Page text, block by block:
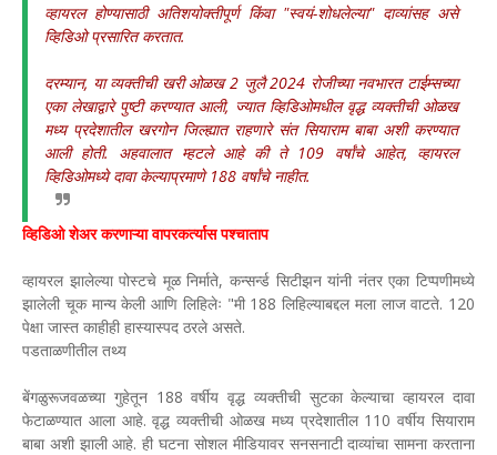
व्हायरल होण्यासाठी अतिशयोक्तीपूर्ण किंवा "स्वयं-शोधलेल्या" दाव्यांसह असे
व्हिडिओ प्रसारित करतात.
दरम्यान, या व्यक्तीची खरी ओळख 2 जुलै 2024 रोजीच्या नवभारत टाईम्सच्या
एका लेखाद्वारे पुष्टी करण्यात आली, ज्यात व्हिडिओमधील वृद्ध व्यक्तीची ओळख
मध्य प्रदेशातील खरगोन जिल्ह्यात राहणारे संत सियाराम बाबा अशी करण्यात
आली होती. अहवालात म्हटले आहे की ते 109 वर्षांचे आहेत, व्हायरल
व्हिडिओमध्ये दावा केल्याप्रमाणे 188 वर्षांचे नाहीत.
व्हिडिओ शेअर करणाऱ्या वापरकर्त्यास पश्चाताप
व्हायरल झालेल्या पोस्टचे मूळ निर्माते, कन्सर्न्ड सिटीझन यांनी नंतर एका टिप्पणीमध्ये
झालेली चूक मान्य केली आणि लिहिलेः "मी 188 लिहिल्याबद्दल मला लाज वाटते. 120
पेक्षा जास्त काहीही हास्यास्पद ठरले असते.
पडताळणीतील तथ्य
बेंगळुरूजवळच्या गुहेतून 188 वर्षीय वृद्ध व्यक्तीची सुटका केल्याचा व्हायरल दावा
फेटाळण्यात आला आहे. वृद्ध व्यक्तीची ओळख मध्य प्रदेशातील 110 वर्षीय सियाराम
बाबा अशी झाली आहे. ही घटना सोशल मीडियावर सनसनाटी दाव्यांचा सामना करताना